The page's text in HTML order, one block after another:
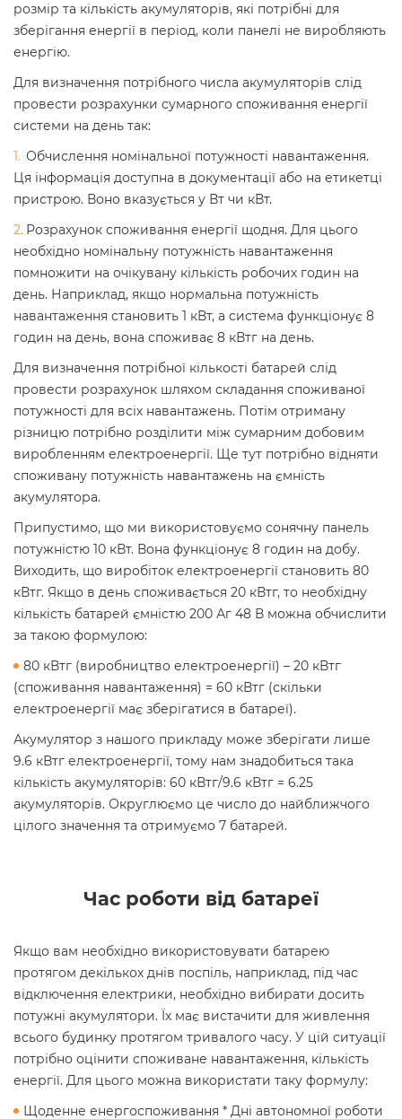
розмір та кількість акумуляторів, які потрібні для
зберігання енергії в період, коли панелі не виробляють
енергію.
Для визначення потрібного числа акумуляторів слід
провести розрахунки сумарного споживання енергії
системи на день так:
Обчислення номінальної потужності навантаження.
Ця інформація доступна в документації або на етикетці
пристрою. Воно вказується у Вт чи кВт.
Розрахунок споживання енергії щодня. Для цього
необхідно номінальну потужність навантаження
помножити на очікувану кількість робочих годин на
день. Наприклад, якщо нормальна потужність
навантаження становить 1 кВт, а система функціонує 8
годин на день, вона споживає 8 кВтг на день.
Для визначення потрібної кількості батарей слід
провести розрахунок шляхом складання споживаної
потужності для всіх навантажень. Потім отриману
різницю потрібно розділити між сумарним добовим
виробленням електроенергії. Ще тут потрібно відняти
споживану потужність навантажень на ємність
акумулятора.
Припустимо, що ми використовуємо сонячну панель
потужністю 10 кВт. Вона функціонує 8 годин на добу.
Виходить, що виробіток електроенергії становить 80
кВтг. Якщо в день споживається 20 кВтг, то необхідну
кількість батарей ємністю 200 Аг 48 В можна обчислити
за такою формулою:
80 кВтг (виробництво електроенергії) – 20 кВтг
(споживання навантаження) = 60 кВтг (скільки
електроенергії має зберігатися в батареї).
Акумулятор з нашого прикладу може зберігати лише
9.6 кВтг електроенергії, тому нам знадобиться така
кількість акумуляторів: 60 кВтг/9.6 кВтг = 6.25
акумуляторів. Округлюємо це число до найближчого
цілого значення та отримуємо 7 батарей.
Час роботи від батареї
Якщо вам необхідно використовувати батарею
протягом декількох днів поспіль, наприклад, під час
відключення електрики, необхідно вибирати досить
потужні акумулятори. Їх має вистачити для живлення
всього будинку протягом тривалого часу. У цій ситуації
потрібно оцінити споживане навантаження, кількість
енергії. Для цього можна використати таку формулу:
Щоденне енергоспоживання * Дні автономної роботи